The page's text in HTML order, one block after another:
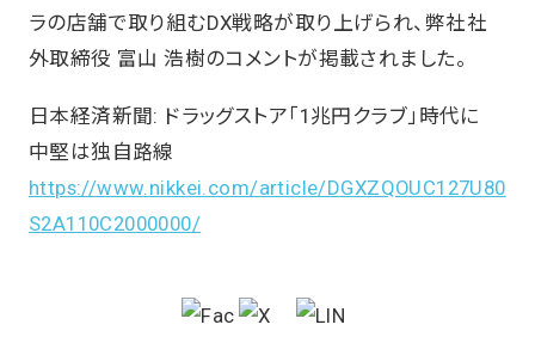
ラの店舗で取り組むDX戦略が取り上げられ、弊社社
外取締役 富山 浩樹のコメントが掲載されました。
日本経済新聞: ドラッグストア「1兆円クラブ」時代に
中堅は独自路線
https://www.nikkei.com/article/DGXZQOUC127U80
S2A110C2000000/